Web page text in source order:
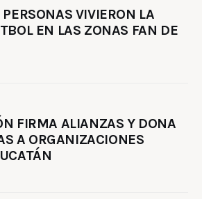
VIVIERON LA
EN LAS ZONAS FAN DE
FIRMA ALIANZAS Y DONA
A ORGANIZACIONES